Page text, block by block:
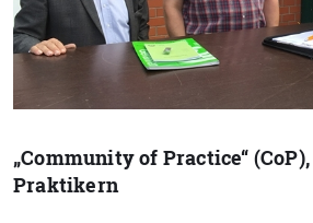
„Community of Practice“
Praktikern